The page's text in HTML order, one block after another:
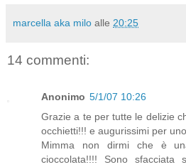
marcella aka milo alle 20:25
14 commenti:
Anonimo 5/1/07 10:26
Grazie a te per tutte le delizie
occhietti!!! e augurissimi per
Mimma non dirmi che è
cioccolata!!!! Sono